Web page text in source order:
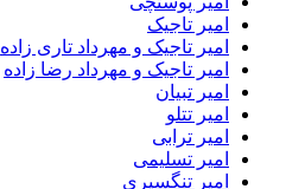
امیر تاجیک
امیر تاجیک و مهرداد تاری زاده
امیر تاجیک و مهرداد رضا زاده
امیر تبیان
امیر تتلو
امیر ترابی
امیر تسلیمی
امیر تنگسیری